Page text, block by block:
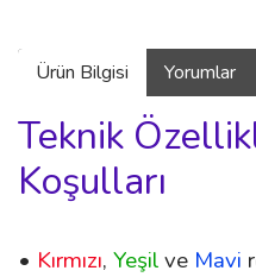
Ürün Bilgisi Yorumlar
Teknik
Koşulları
• Kırmızı, Yeşilve Mavi